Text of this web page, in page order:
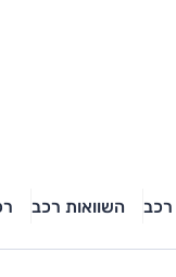
רכב השוואות רכב